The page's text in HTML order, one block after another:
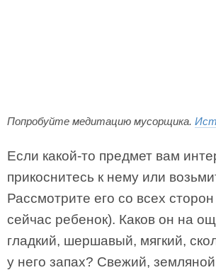
Попробуйте медитацию мусорщика.
Если какой-то предмет вам
прикоснитесь к нему или
Рассмотрите его со всех
сейчас ребенок). Каков он на
гладкий, шершавый, мягкий,
у него запах? Свежий,